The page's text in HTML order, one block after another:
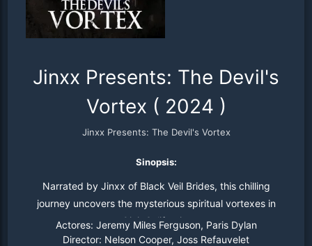
Jinxx Presents: The Devil's
Vortex ( 2024 )
Jinxx Presents: The Devil's Vortex
Sinopsis:
Narrated by Jinxx of Black Veil Brides, this chilling
journey uncovers the mysterious spiritual vortexes in
Ojai, California.
Actores: Jeremy Miles Ferguson, Paris Dylan
Director: Nelson Cooper, Joss Refauvelet